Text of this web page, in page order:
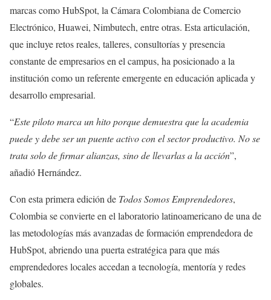
marcas como HubSpot, la Cámara Colombiana de Comercio
Electrónico, Huawei, Nimbutech, entre otras. Esta articulación,
que incluye retos reales, talleres, consultorías y presencia
constante de empresarios en el campus, ha posicionado a la
institución como un referente emergente en educación aplicada y
desarrollo empresarial.
“Este piloto marca un hito porque demuestra que la academia
puede y debe ser un puente activo con el sector productivo. No se
trata solo de firmar alianzas, sino de llevarlas a la acción”,
añadió Hernández.
Con esta primera edición de Todos Somos Emprendedores,
Colombia se convierte en el laboratorio latinoamericano de una de
las metodologías más avanzadas de formación emprendedora de
HubSpot, abriendo una puerta estratégica para que más
emprendedores locales accedan a tecnología, mentoría y redes
globales.